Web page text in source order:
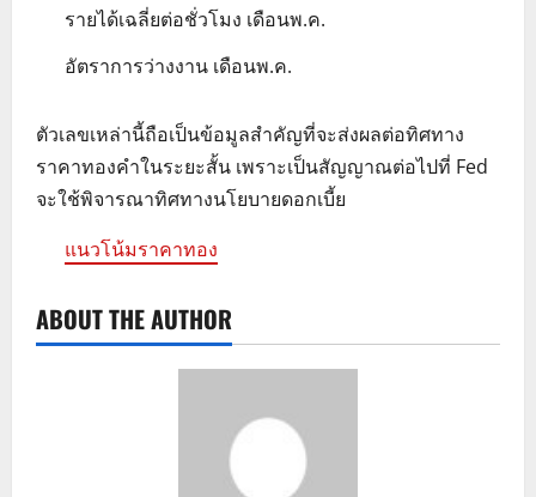
รายได้เฉลี่ยต่อชั่วโมง เดือนพ.ค.
อัตราการว่างงาน เดือนพ.ค.
ตัวเลขเหล่านี้ถือเป็นข้อมูลสำคัญที่จะส่งผลต่อทิศทาง
ราคาทองคำในระยะสั้น เพราะเป็นสัญญาณต่อไปที่ Fed
จะใช้พิจารณาทิศทางนโยบายดอกเบี้ย
แนวโน้มราคาทอง
ABOUT THE AUTHOR